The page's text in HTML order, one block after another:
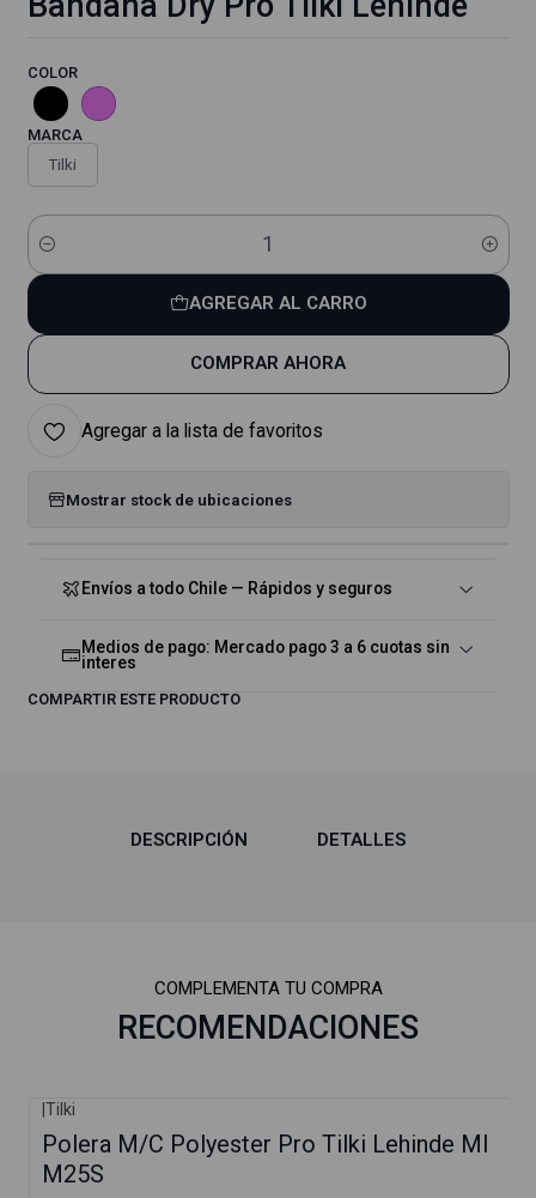
COLOR
MARCA
Tilki
Cantidad
AGREGAR AL CARRO
COMPRAR AHORA
Agregar a la lista de favoritos
Mostrar stock de ubicaciones
Envíos a todo Chile — Rápidos y seguros
Medios de pago: Mercado pago 3 a 6 cuotas sin
interes
COMPARTIR ESTE PRODUCTO
DESCRIPCIÓN DETALLES
COMPLEMENTA TU COMPRA
RECOMENDACIONES
|Tilki
Polera M/C Polyester Pro Tilki Lehinde Ml
M25S